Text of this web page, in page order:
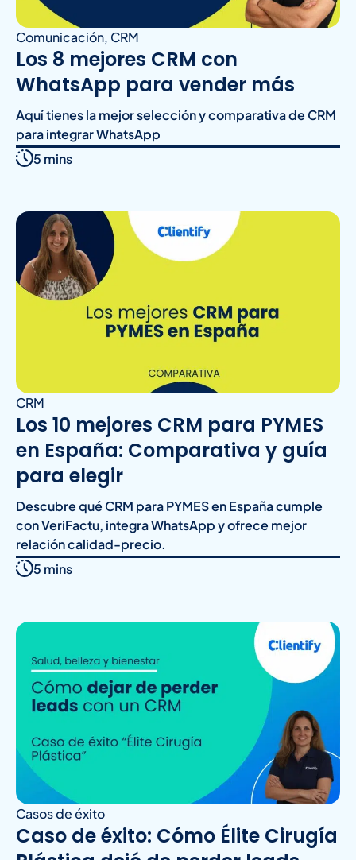
Comunicación, CRM
Los 8 mejores CRM con
WhatsApp para vender más
Aquí tienes la mejor selección y comparativa de CRM
para integrar WhatsApp
5 mins
CRM
Los 10 mejores CRM para PYMES
en España: Comparativa y guía
para elegir
Descubre qué CRM para PYMES en España cumple
con VeriFactu, integra WhatsApp y ofrece mejor
relación calidad-precio.
5 mins
Casos de éxito
Caso de éxito: Cómo Élite Cirugía